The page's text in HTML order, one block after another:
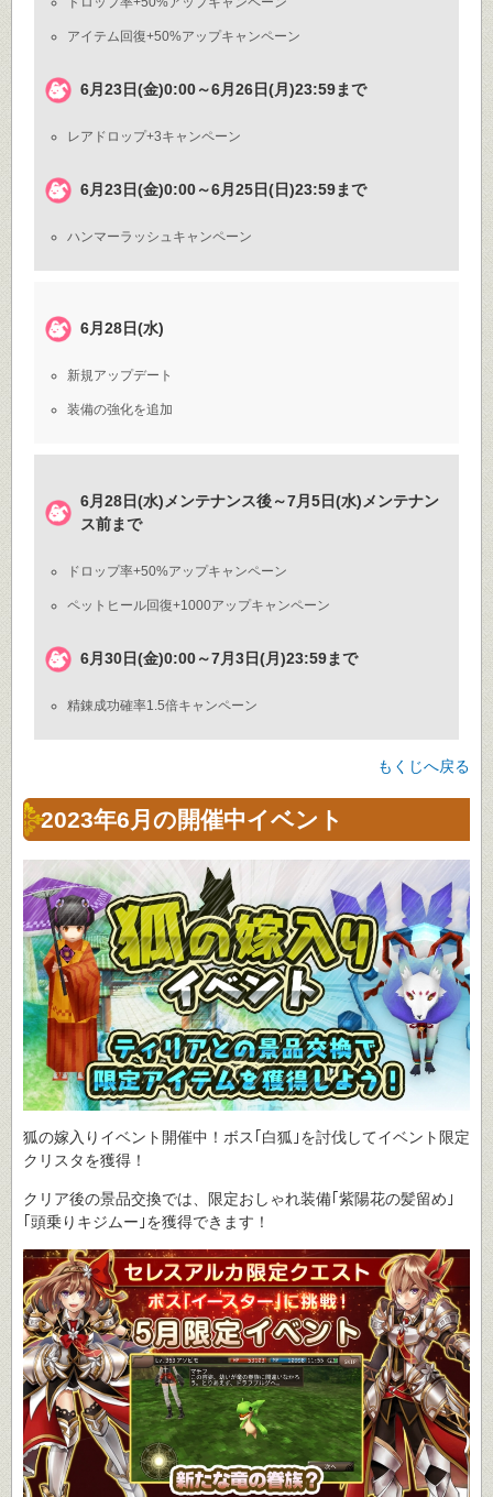
アイテム回復+50%アップキャンペーン
6月23日(金)0:00～6月26日(月)23:59まで
レアドロップ+3キャンペーン
6月23日(金)0:00～6月25日(日)23:59まで
ハンマーラッシュキャンペーン
6月28日(水)
新規アップデート
装備の強化を追加
6月28日(水)メンテナンス後～7月5日(水)メンテナン
ス前まで
ドロップ率+50%アップキャンペーン
ペットヒール回復+1000アップキャンペーン
6月30日(金)0:00～7月3日(月)23:59まで
精錬成功確率1.5倍キャンペーン
もくじへ戻る
2023年6月の開催中イベント
狐の嫁入りイベント開催中！ボス｢白狐｣を討伐してイベント限定
クリスタを獲得！
クリア後の景品交換では、限定おしゃれ装備｢紫陽花の髪留め｣
｢頭乗りキジムー｣を獲得できます！